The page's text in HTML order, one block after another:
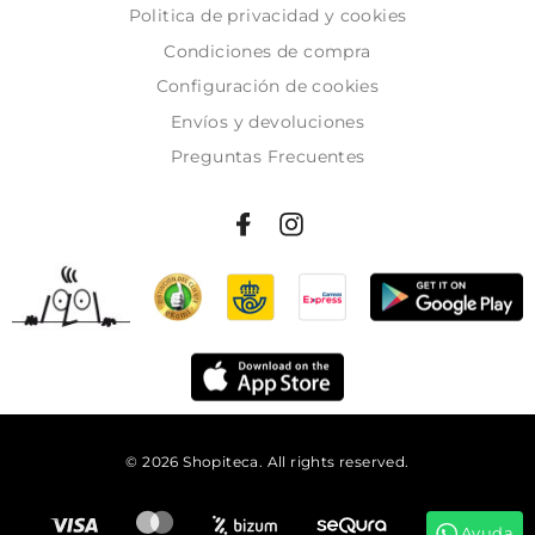
Politica de privacidad y cookies
Condiciones de compra
Configuración de cookies
Envíos y devoluciones
Preguntas Frecuentes
© 2026 Shopiteca. All rights reserved.